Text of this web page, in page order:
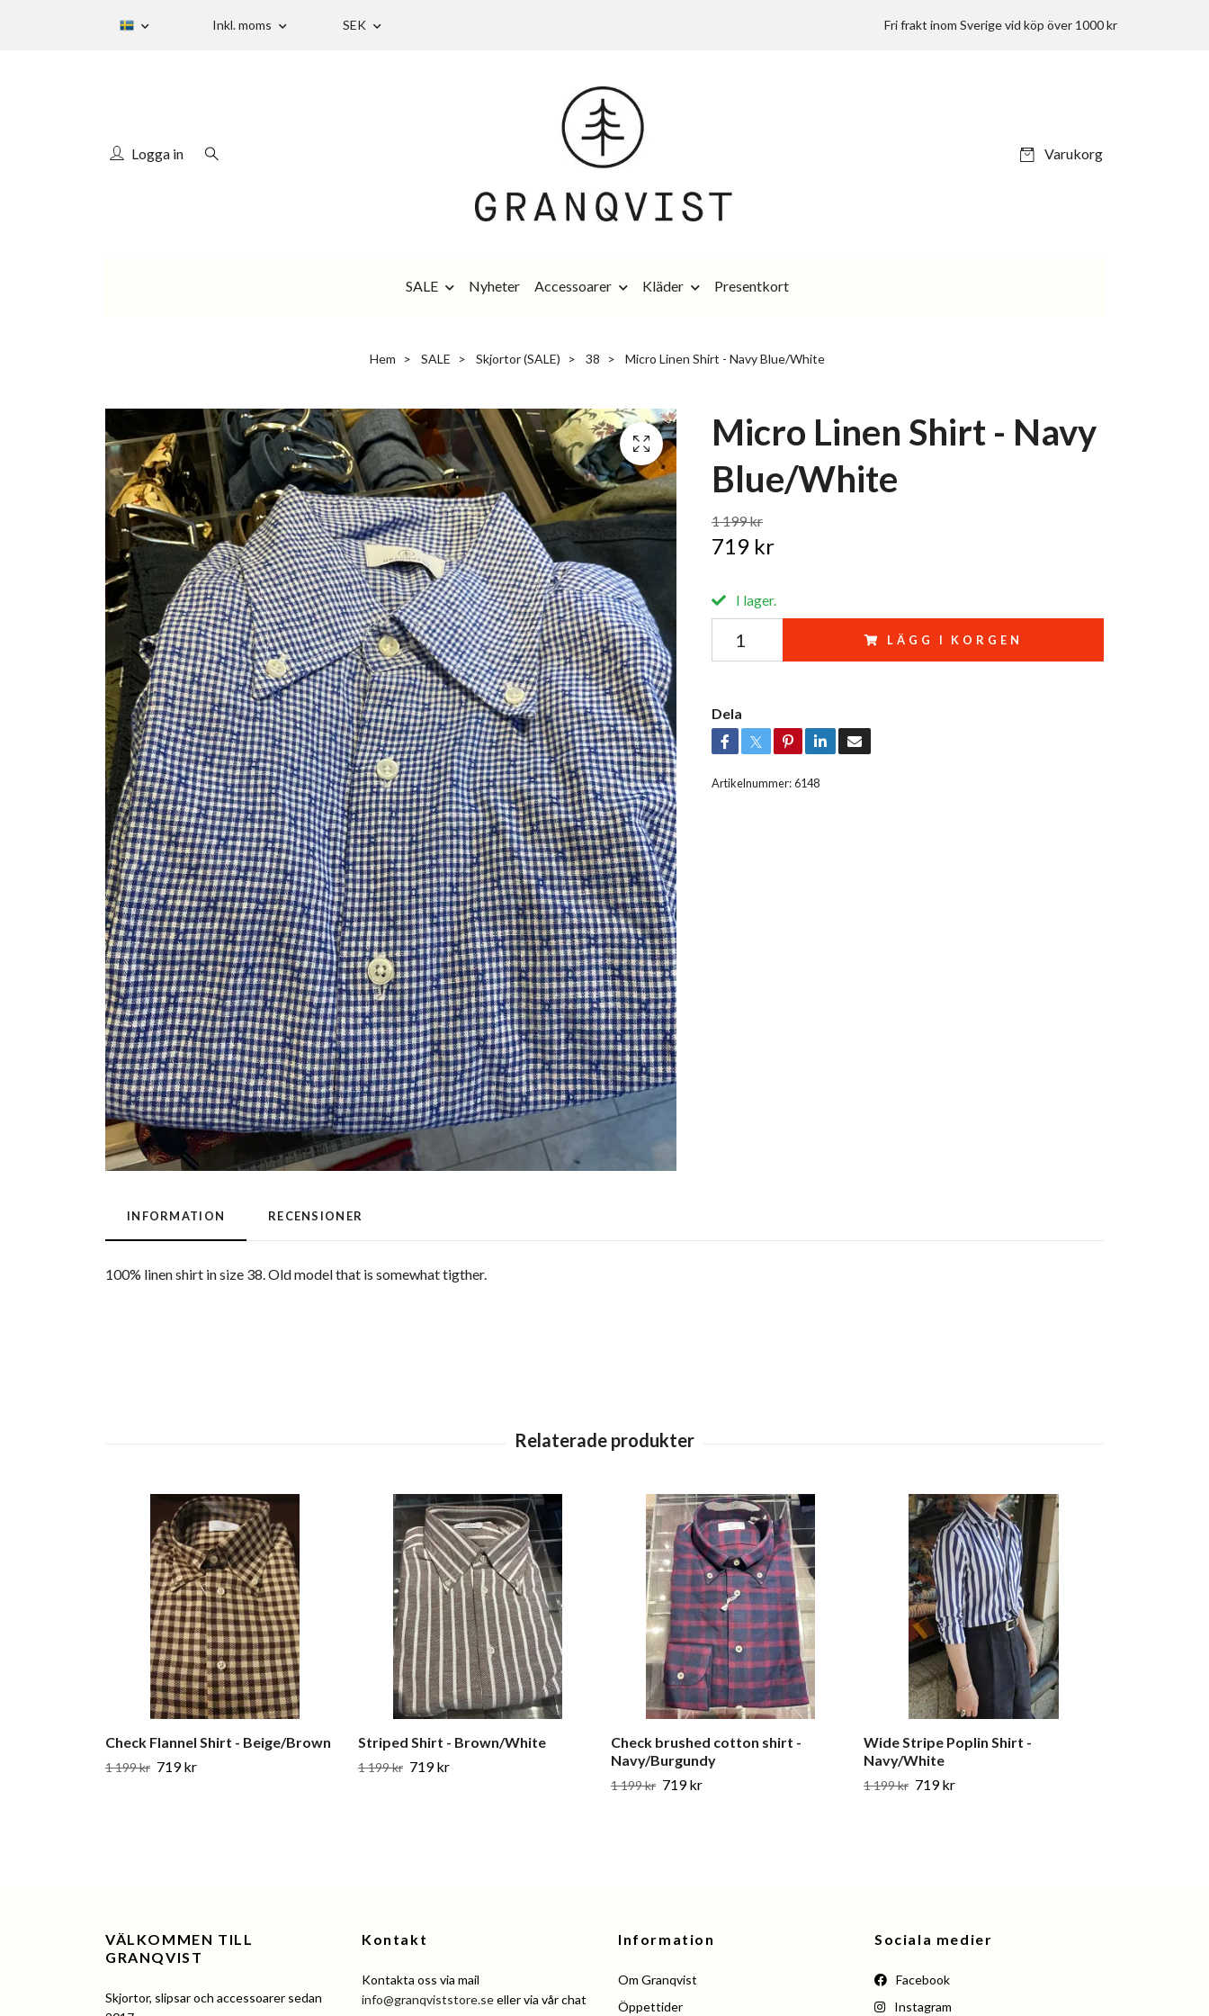
Inkl. moms SEK Fri frakt inom Sverige vid köp över 1000 kr
Logga in Varukorg
SALE Nyheter Accessoarer Kläder Presentkort
Hem SALE Skjortor (SALE) 38 Micro Linen Shirt - Navy Blue/White
Micro Linen Shirt - Navy
Blue/White
1 199 kr
719 kr
I lager.
LÄGG I KORGEN
Dela
Artikelnummer:6148
INFORMATION RECENSIONER
100% linen shirt in size 38. Old model that is somewhat tigther.
Check Flannel Shirt - Beige/Brown
1 199 kr 719 kr
Striped Shirt - Brown/White
1 199 kr 719 kr
Check brushed cotton shirt -
Navy/Burgundy
1 199 kr 719 kr
Wide Stripe Poplin Shirt -
Navy/White
1 199 kr 719 kr
VÄLKOMMEN TILL
GRANQVIST
Skjortor, slipsar och accessoarer sedan
Kontakt
Kontakta oss via mail
info@granqviststore.seeller via vår chat
Information
Om Granqvist
Öppettider
Sociala medier
Facebook
Instagram